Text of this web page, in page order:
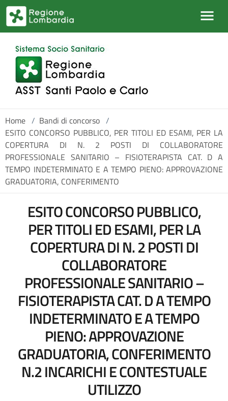
Salta al contenuto principale
Home / Bandi di concorso /
ESITO CONCORSO PUBBLICO, PER TITOLI ED ESAMI, PER LA
COPERTURA DI N. 2 POSTI DI COLLABORATORE
PROFESSIONALE SANITARIO – FISIOTERAPISTA CAT. D A
TEMPO INDETERMINATO E A TEMPO PIENO: APPROVAZIONE
GRADUATORIA, CONFERIMENTO
ESITO CONCORSO PUBBLICO,
PER TITOLI ED ESAMI, PER LA
COPERTURA DI N. 2 POSTI DI
COLLABORATORE
PROFESSIONALE SANITARIO –
FISIOTERAPISTA CAT. D A TEMPO
INDETERMINATO E A TEMPO
PIENO: APPROVAZIONE
GRADUATORIA, CONFERIMENTO
N.2 INCARICHI E CONTESTUALE
UTILIZZO